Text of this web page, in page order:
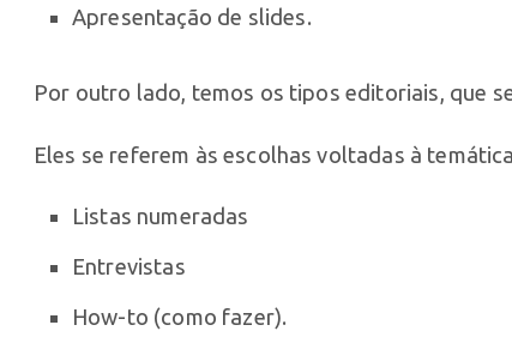
Apresentação de slides.
Por outro lado, temos os tipos editoriais, que
Eles se referem às escolhas voltadas à
Listas numeradas
Entrevistas
How-to (como fazer).